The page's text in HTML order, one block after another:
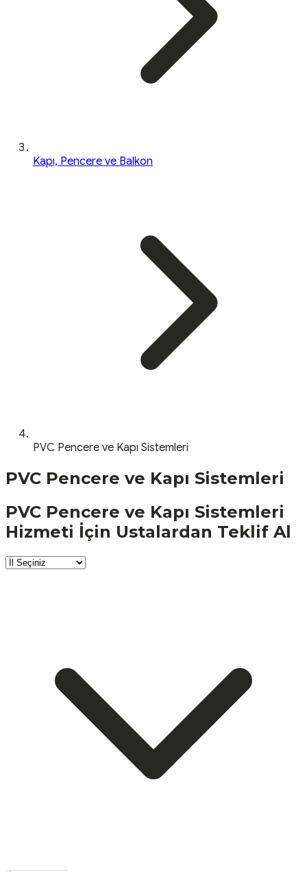
Kapı, Pencere ve Balkon
PVC Pencere ve Kapı Sistemleri
PVC Pencere ve Kapı Sistemleri
PVC Pencere ve Kapı Sistemleri
Hizmeti İçin Ustalardan Teklif Al